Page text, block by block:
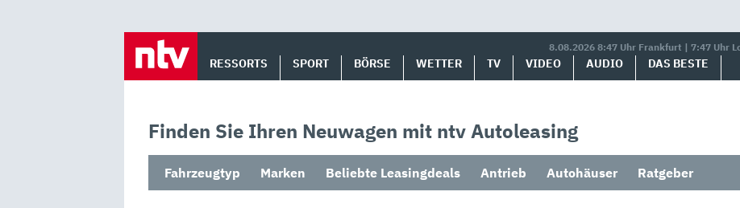
8.08.2026 8:47 Uhr Frankfurt | 7:47 Uhr
RESSORTS SPORT BÖRSE WETTER TV VIDEO AUDIO DAS BESTE
Finden Sie Ihren Neuwagen mit ntv Autoleasing
Fahrzeugtyp Marken Beliebte Leasingdeals Antrieb Autohäuser Ratgeber